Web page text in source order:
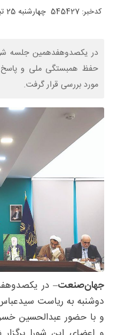
کدخبر: 545427 چهارشنبه 25 تیر 1404
در یکصدوهفدهمین جلسه
حفظ همبستگی ملی و پاسخ
مورد بررسی قرار گرفت.
جهان‌صنعت– در
دوشنبه به ریاست
و با حضور عبدالحسین